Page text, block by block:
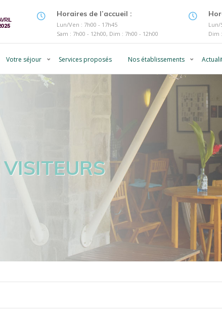
Horaires de l’accueil :
Lun/Ven : 7h00 - 17h45
Sam : 7h00 - 12h00, Dim : 7h00 - 12h00
Lun/
Dim
Votre séjour Services proposés Nos établissements